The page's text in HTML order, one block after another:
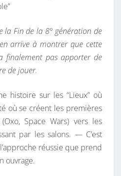
la Fin de la 8° génération de
arrive à montrer que cette
finalement pas apporter de
de jouer.
histoire sur les “Lieux” où
où se créent les premières
Space Wars) vers les
par les salons. — C’est
réussie que prend
ouvrage.